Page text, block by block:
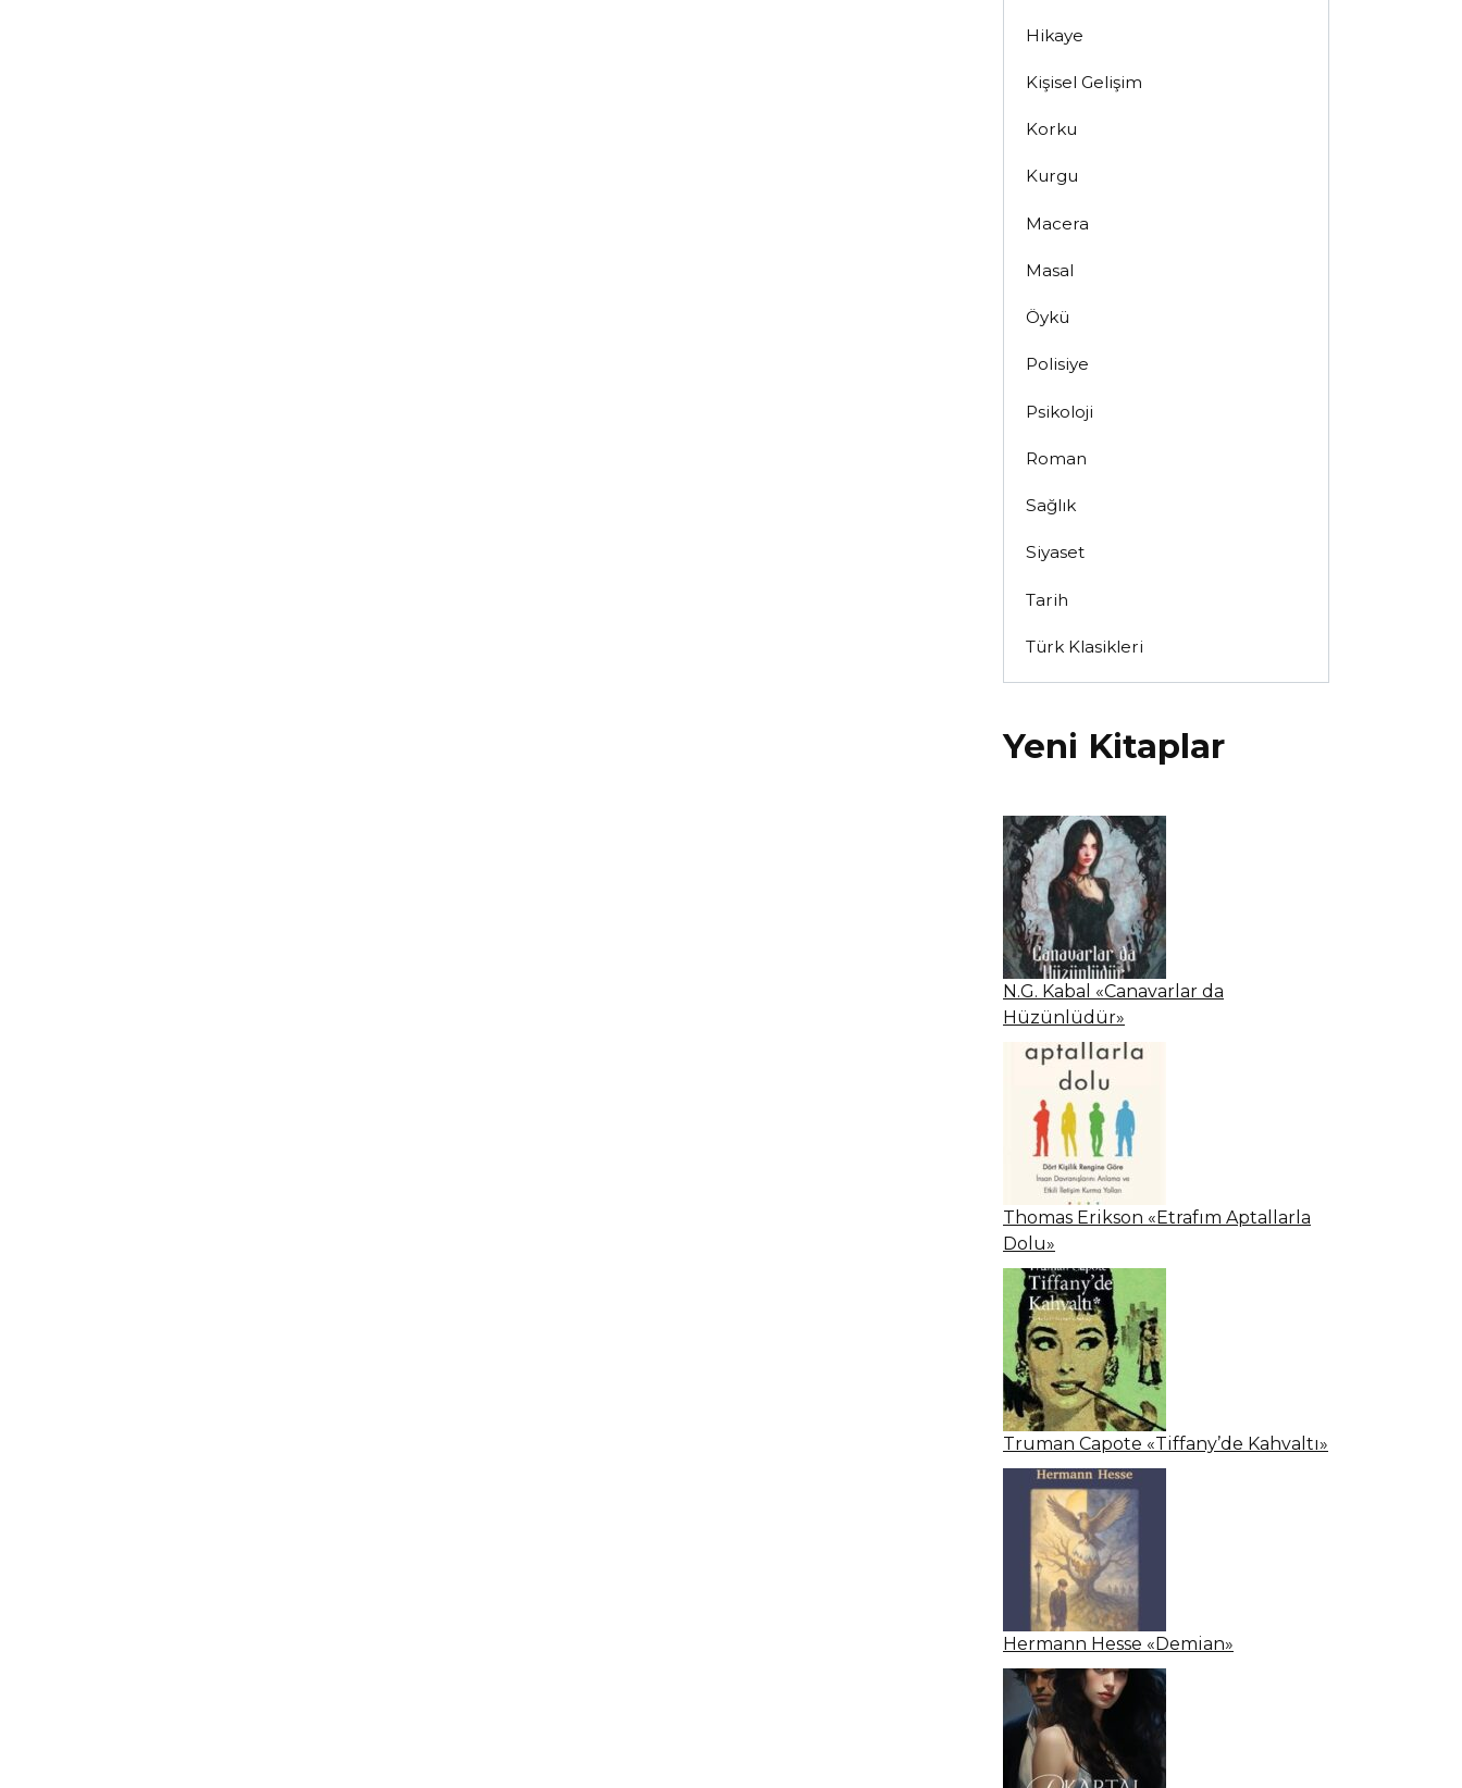
Hikaye
Kişisel Gelişim
Korku
Kurgu
Macera
Masal
Öykü
Polisiye
Psikoloji
Roman
Sağlık
Siyaset
Tarih
Türk Klasikleri
Yeni Kitaplar
N.G. Kabal «Canavarlar da
Hüzünlüdür»
Thomas Erikson «Etrafım Aptallarla
Dolu»
Truman Capote «Tiffany’de Kahvaltı»
Hermann Hesse «Demian»